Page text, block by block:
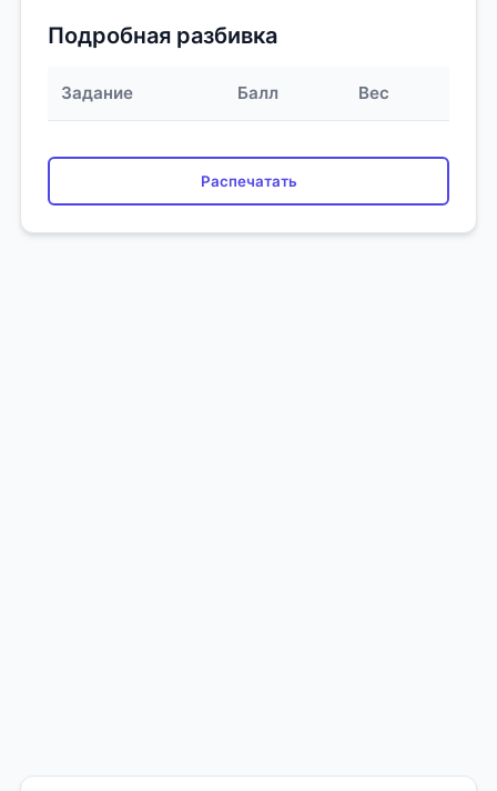
Подробная разбивка
Задание Балл Вес
Распечатать